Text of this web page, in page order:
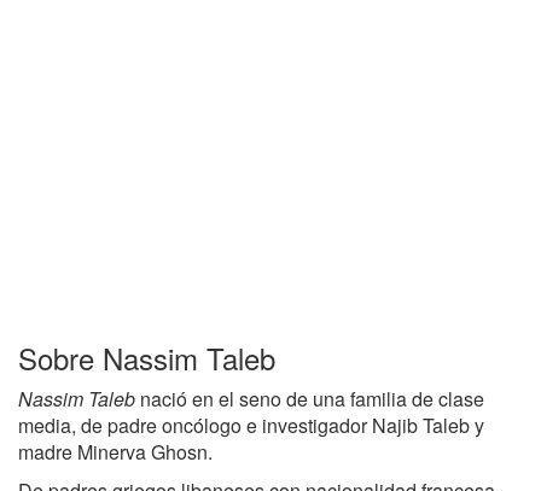
Sobre Nassim Taleb
Nassim Taleb nació en el seno de una familia de clase
media, de padre oncólogo e investigador Najib Taleb y
madre Minerva Ghosn.